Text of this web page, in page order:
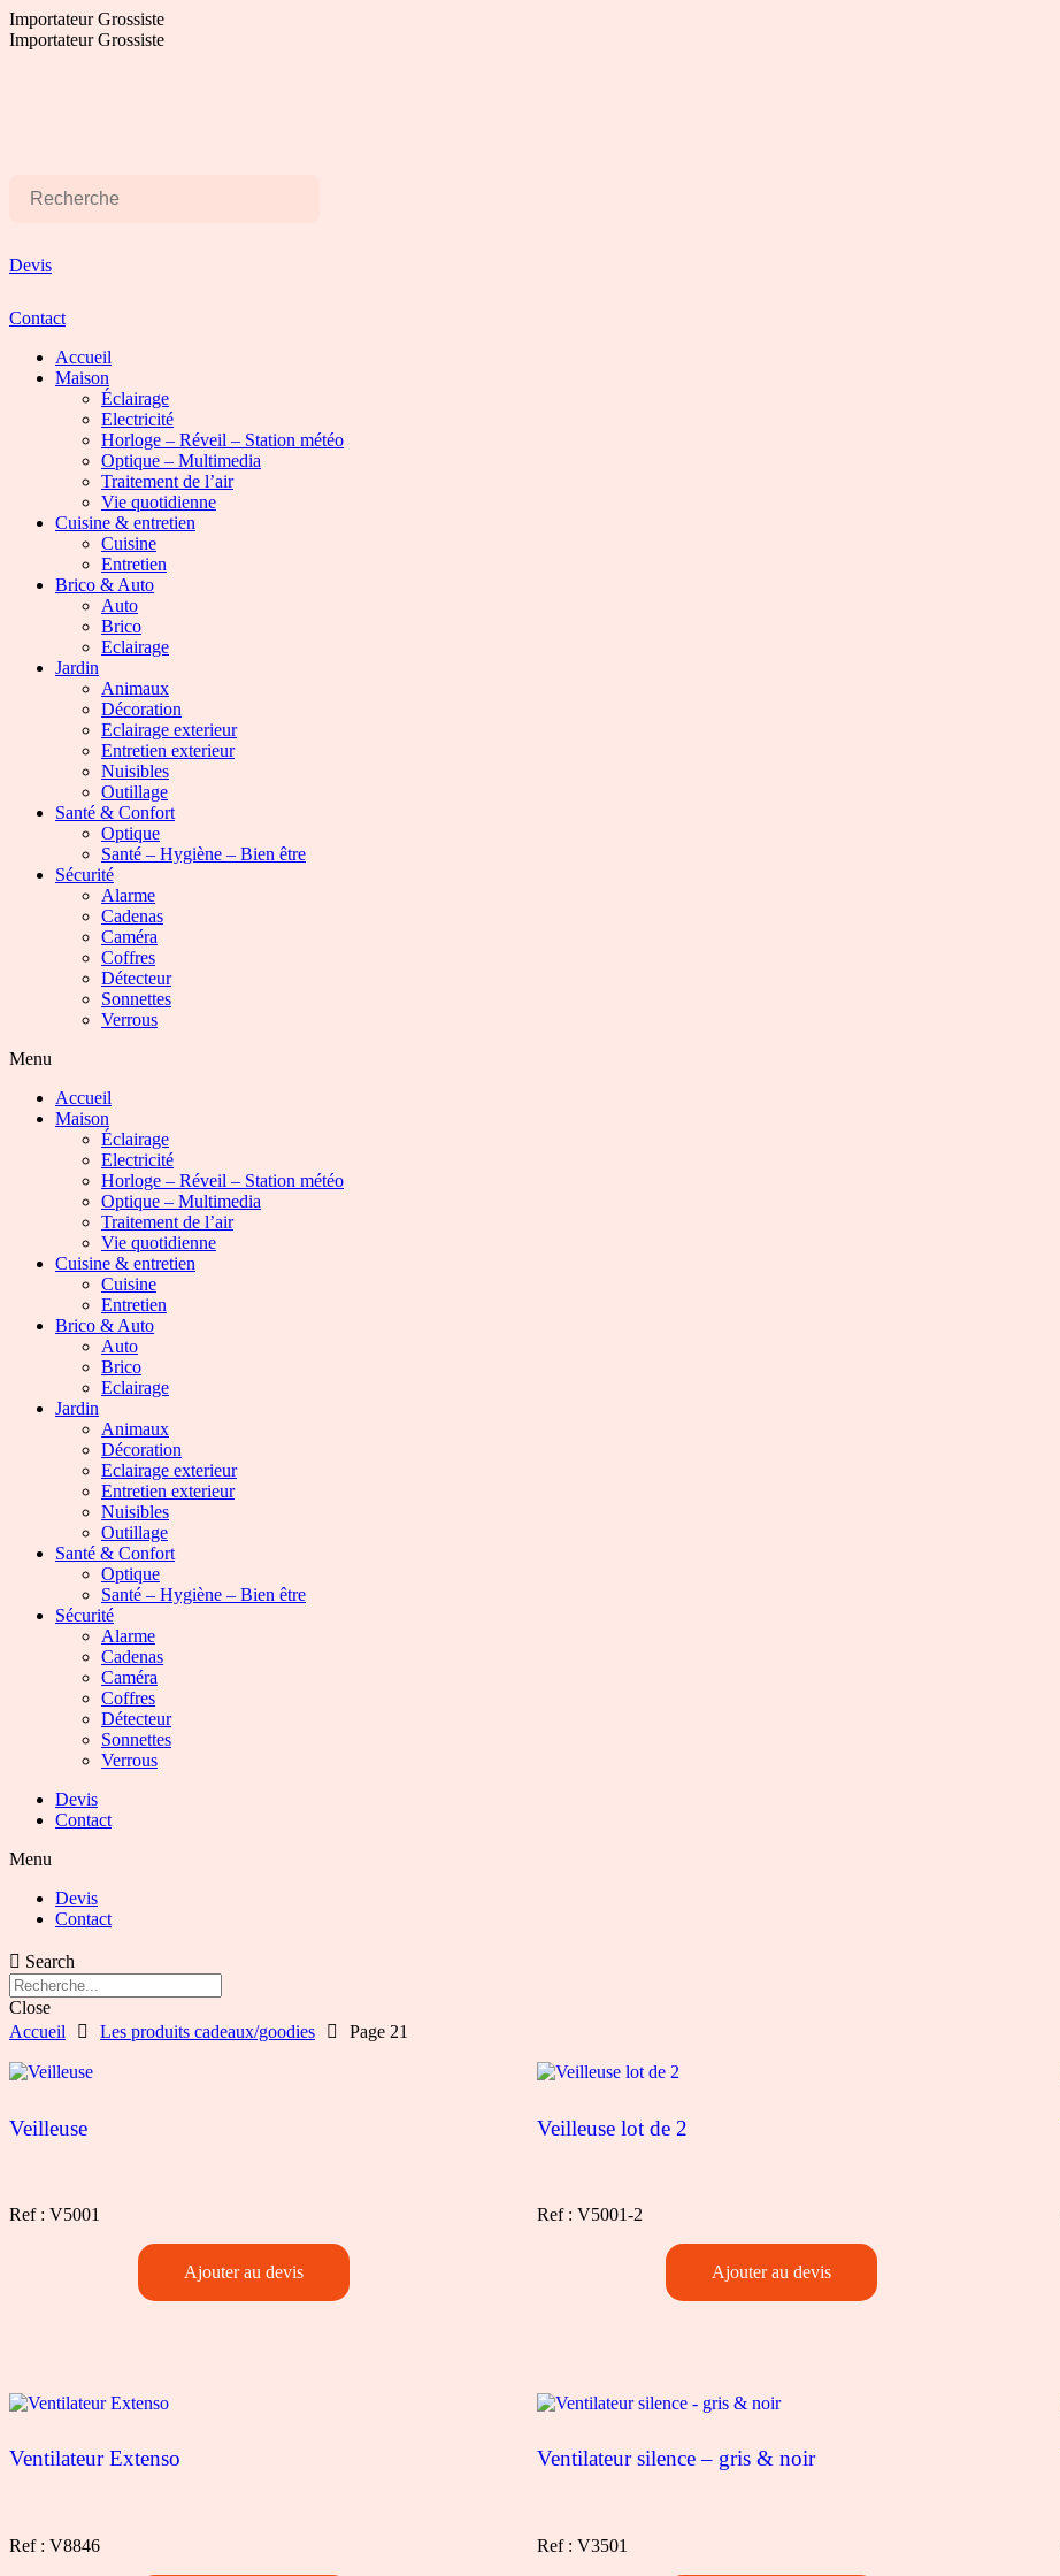
Aller
au
Importateur Grossiste
Importateur Grossiste
Devis
Contact
Accueil
Maison
Éclairage
Electricité
Horloge – Réveil – Station météo
Optique – Multimedia
Traitement de l’air
Vie quotidienne
Cuisine & entretien
Cuisine
Entretien
Brico & Auto
Auto
Brico
Eclairage
Jardin
Animaux
Décoration
Eclairage exterieur
Entretien exterieur
Nuisibles
Outillage
Santé & Confort
Optique
Santé – Hygiène – Bien être
Sécurité
Alarme
Cadenas
Caméra
Coffres
Détecteur
Sonnettes
Verrous
Menu
Accueil
Maison
Éclairage
Electricité
Horloge – Réveil – Station météo
Optique – Multimedia
Traitement de l’air
Vie quotidienne
Cuisine & entretien
Cuisine
Entretien
Brico & Auto
Auto
Brico
Eclairage
Jardin
Animaux
Décoration
Eclairage exterieur
Entretien exterieur
Nuisibles
Outillage
Santé & Confort
Optique
Santé – Hygiène – Bien être
Sécurité
Alarme
Cadenas
Caméra
Coffres
Détecteur
Sonnettes
Verrous
Devis
Contact
Menu
Devis
Contact
Search
Close
Accueil
Les produits cadeaux/goodies Page 21
Veilleuse
Ref : V5001
Ajouter au devis
Veilleuse lot de 2
Ref : V5001-2
Ajouter au devis
Ventilateur Extenso
Ref : V8846
Ventilateur silence – gris & noir
Ref : V3501